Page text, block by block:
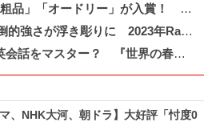
ー」が入賞！ ダブル受賞の春日俊彰は何を語るか
浮き彫りに 2023年Radikoランキング発表
ー？ 『世界の春日プロジェクト』の本気度
マ、NHK大河、朝ドラ】大好評「忖度0